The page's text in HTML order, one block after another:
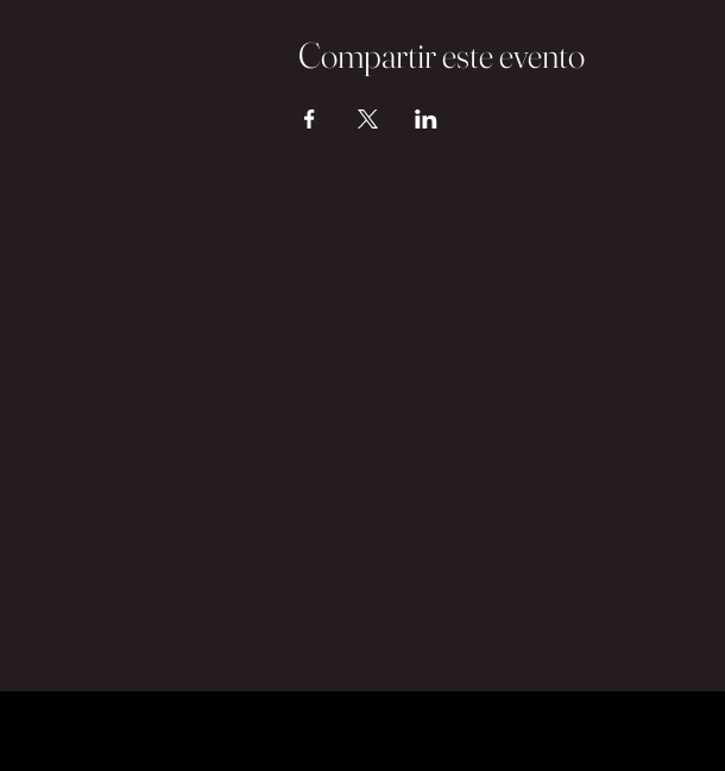
Compartir este evento